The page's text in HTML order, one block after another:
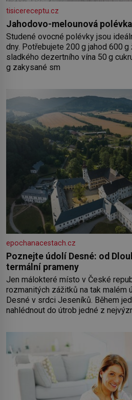
tisicereceptu.cz
Jahodovo-melounová polévka
Studené ovocné polévky jsou
dny. Potřebujete 200 g jahod 600 g žlutého melounu 100 ml
sladkého dezertního vína 50 g
g zakysané sm
epochanacestach.cz
Poznejte údolí Desné: od
termální prameny
Jen málokteré místo v České
rozmanitých zážitků na tak malém
Desné v srdci Jeseníků. Během
nahlédnout do útrob jedné z
koloběžce a den zakončit